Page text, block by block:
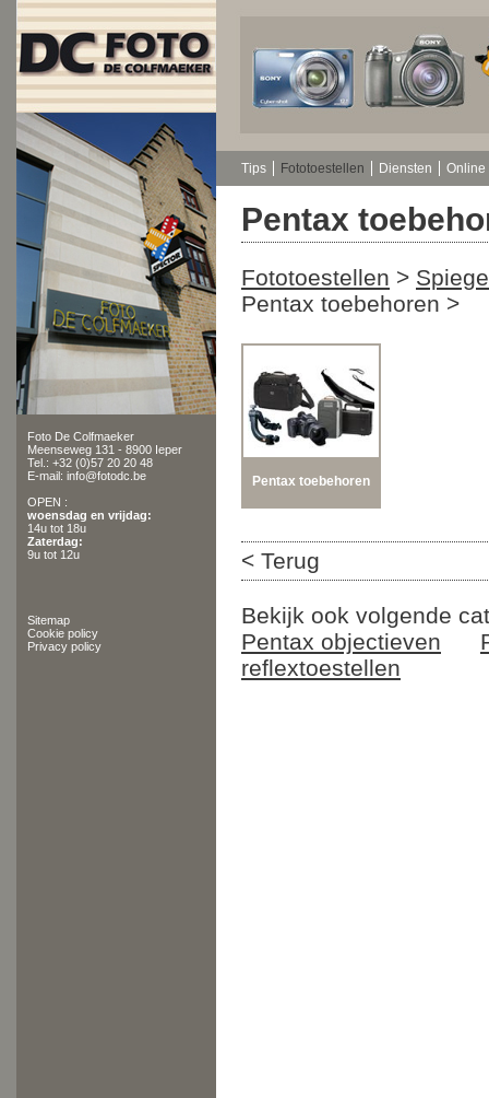
Foto De Colfmaeker
Meenseweg 131 - 8900 Ieper
Tel.: +32 (0)57 20 20 48
E-mail: info@fotodc.be
OPEN :
woensdag en vrijdag:
14u tot 18u
Zaterdag:
9u tot 12u
Sitemap
Cookie policy
Privacy policy
Tips Fototoestellen Diensten Online
Pentax
Fototoestellen >
Pentax toebehoren >
Pentax toebehoren
< Terug
Bekijk ook volgende
Pentax objectieven
reflextoestellen